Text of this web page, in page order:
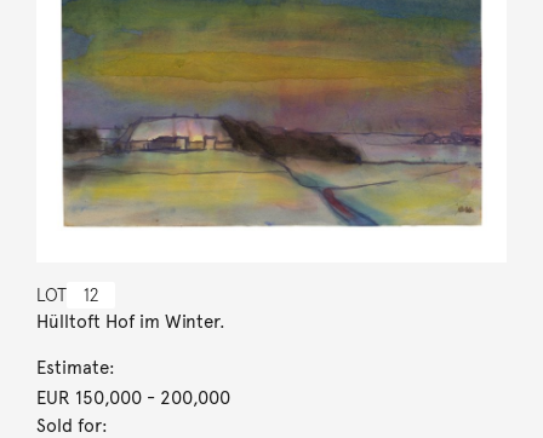
LOT 12
Hülltoft Hof im Winter.
Estimate:
EUR 150,000- 200,000
Sold for: